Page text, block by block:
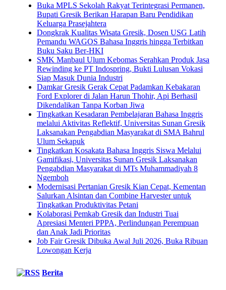
Buka MPLS Sekolah Rakyat Terintegrasi Permanen,
Bupati Gresik Berikan Harapan Baru Pendidikan
Keluarga Prasejahtera
Dongkrak Kualitas Wisata Gresik, Dosen USG Latih
Pemandu WAGOS Bahasa Inggris hingga Terbitkan
Buku Saku Ber-HKI
SMK Manbaul Ulum Kebomas Serahkan Produk Jasa
Rewinding ke PT Indospring, Bukti Lulusan Vokasi
Siap Masuk Dunia Industri
Damkar Gresik Gerak Cepat Padamkan Kebakaran
Ford Explorer di Jalan Harun Thohir, Api Berhasil
Dikendalikan Tanpa Korban Jiwa
Tingkatkan Kesadaran Pembelajaran Bahasa Inggris
melalui Aktivitas Reflektif, Universitas Sunan Gresik
Laksanakan Pengabdian Masyarakat di SMA Bahrul
Ulum Sekapuk
Tingkatkan Kosakata Bahasa Inggris Siswa Melalui
Gamifikasi, Universitas Sunan Gresik Laksanakan
Pengabdian Masyarakat di MTs Muhammadiyah 8
Ngemboh
Modernisasi Pertanian Gresik Kian Cepat, Kementan
Salurkan Alsintan dan Combine Harvester untuk
Tingkatkan Produktivitas Petani
Kolaborasi Pemkab Gresik dan Industri Tuai
Apresiasi Menteri PPPA, Perlindungan Perempuan
dan Anak Jadi Prioritas
Job Fair Gresik Dibuka Awal Juli 2026, Buka Ribuan
Lowongan Kerja
Berita